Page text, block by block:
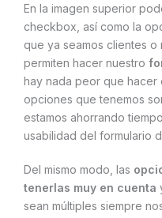
En la imagen superior
checkbox, así como la
que ya seamos clientes
permiten hacer nuestro
hay nada peor que hacer
opciones que tenemos
estamos ahorrando
usabilidad del formulario
Del mismo modo, las
tenerlas muy en cuenta
sean múltiples siempre